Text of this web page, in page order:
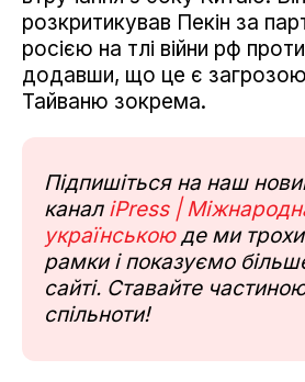
розкритикував Пекін за
росією на тлі війни рф
додавши, що це є загрозою
Тайваню зокрема.
Підпишіться на наш
канал iPress |
українськоюде ми
рамки і показуємо
сайті. Ставайте
спільноти!